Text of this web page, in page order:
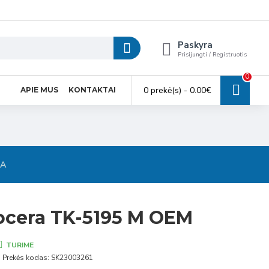
Paskyra
Prisijungti / Registruotis
APIE MUS KONTAKTAI 0 prekė(s) - 0.00€
0
TK-5195 M OEM
TURIME
Prekės kodas: SK23003261